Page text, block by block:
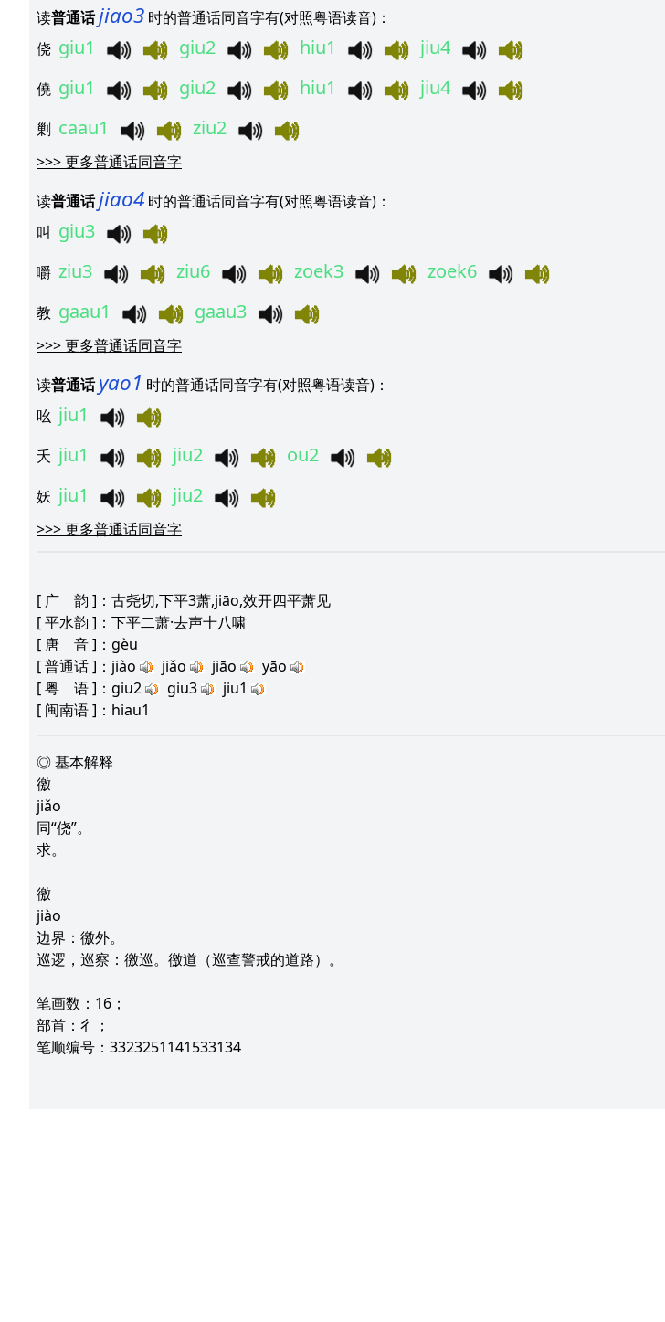
读普通话jiao3 时的普通话同音字有(对照粤语读音)：
侥 giu1 giu2 hiu1 jiu4
僥 giu1 giu2 hiu1 jiu4
剿 caau1 ziu2
>>>更多普通话同音字
读普通话jiao4 时的普通话同音字有(对照粤语读音)：
叫 giu3
嚼 ziu3 ziu6 zoek3 zoek6
教 gaau1 gaau3
>>>更多普通话同音字
读普通话 yao1 时的普通话同音字有(对照粤语读音)：
吆 jiu1
夭 jiu1 jiu2 ou2
妖 jiu1 jiu2
>>>更多普通话同音字
[ 广 韵 ]：古尧切,下平3萧,jiāo,效开四平萧见
[平水韵 ]：下平二萧·去声十八啸
[ 唐 音]：gèu
[普通话]：jiào jiǎo jiāo
yāo
[粤 语]：giu2 giu3
jiu1
[ 闽南语]：hiau1
◎ 基本解释
徼
jiǎo
同“侥”。
求。
徼
jiào
边界：徼外。
巡逻，巡察：徼巡。徼道（巡查警戒的道路）。
笔画数：16；
部首：彳；
笔顺编号：3323251141533134